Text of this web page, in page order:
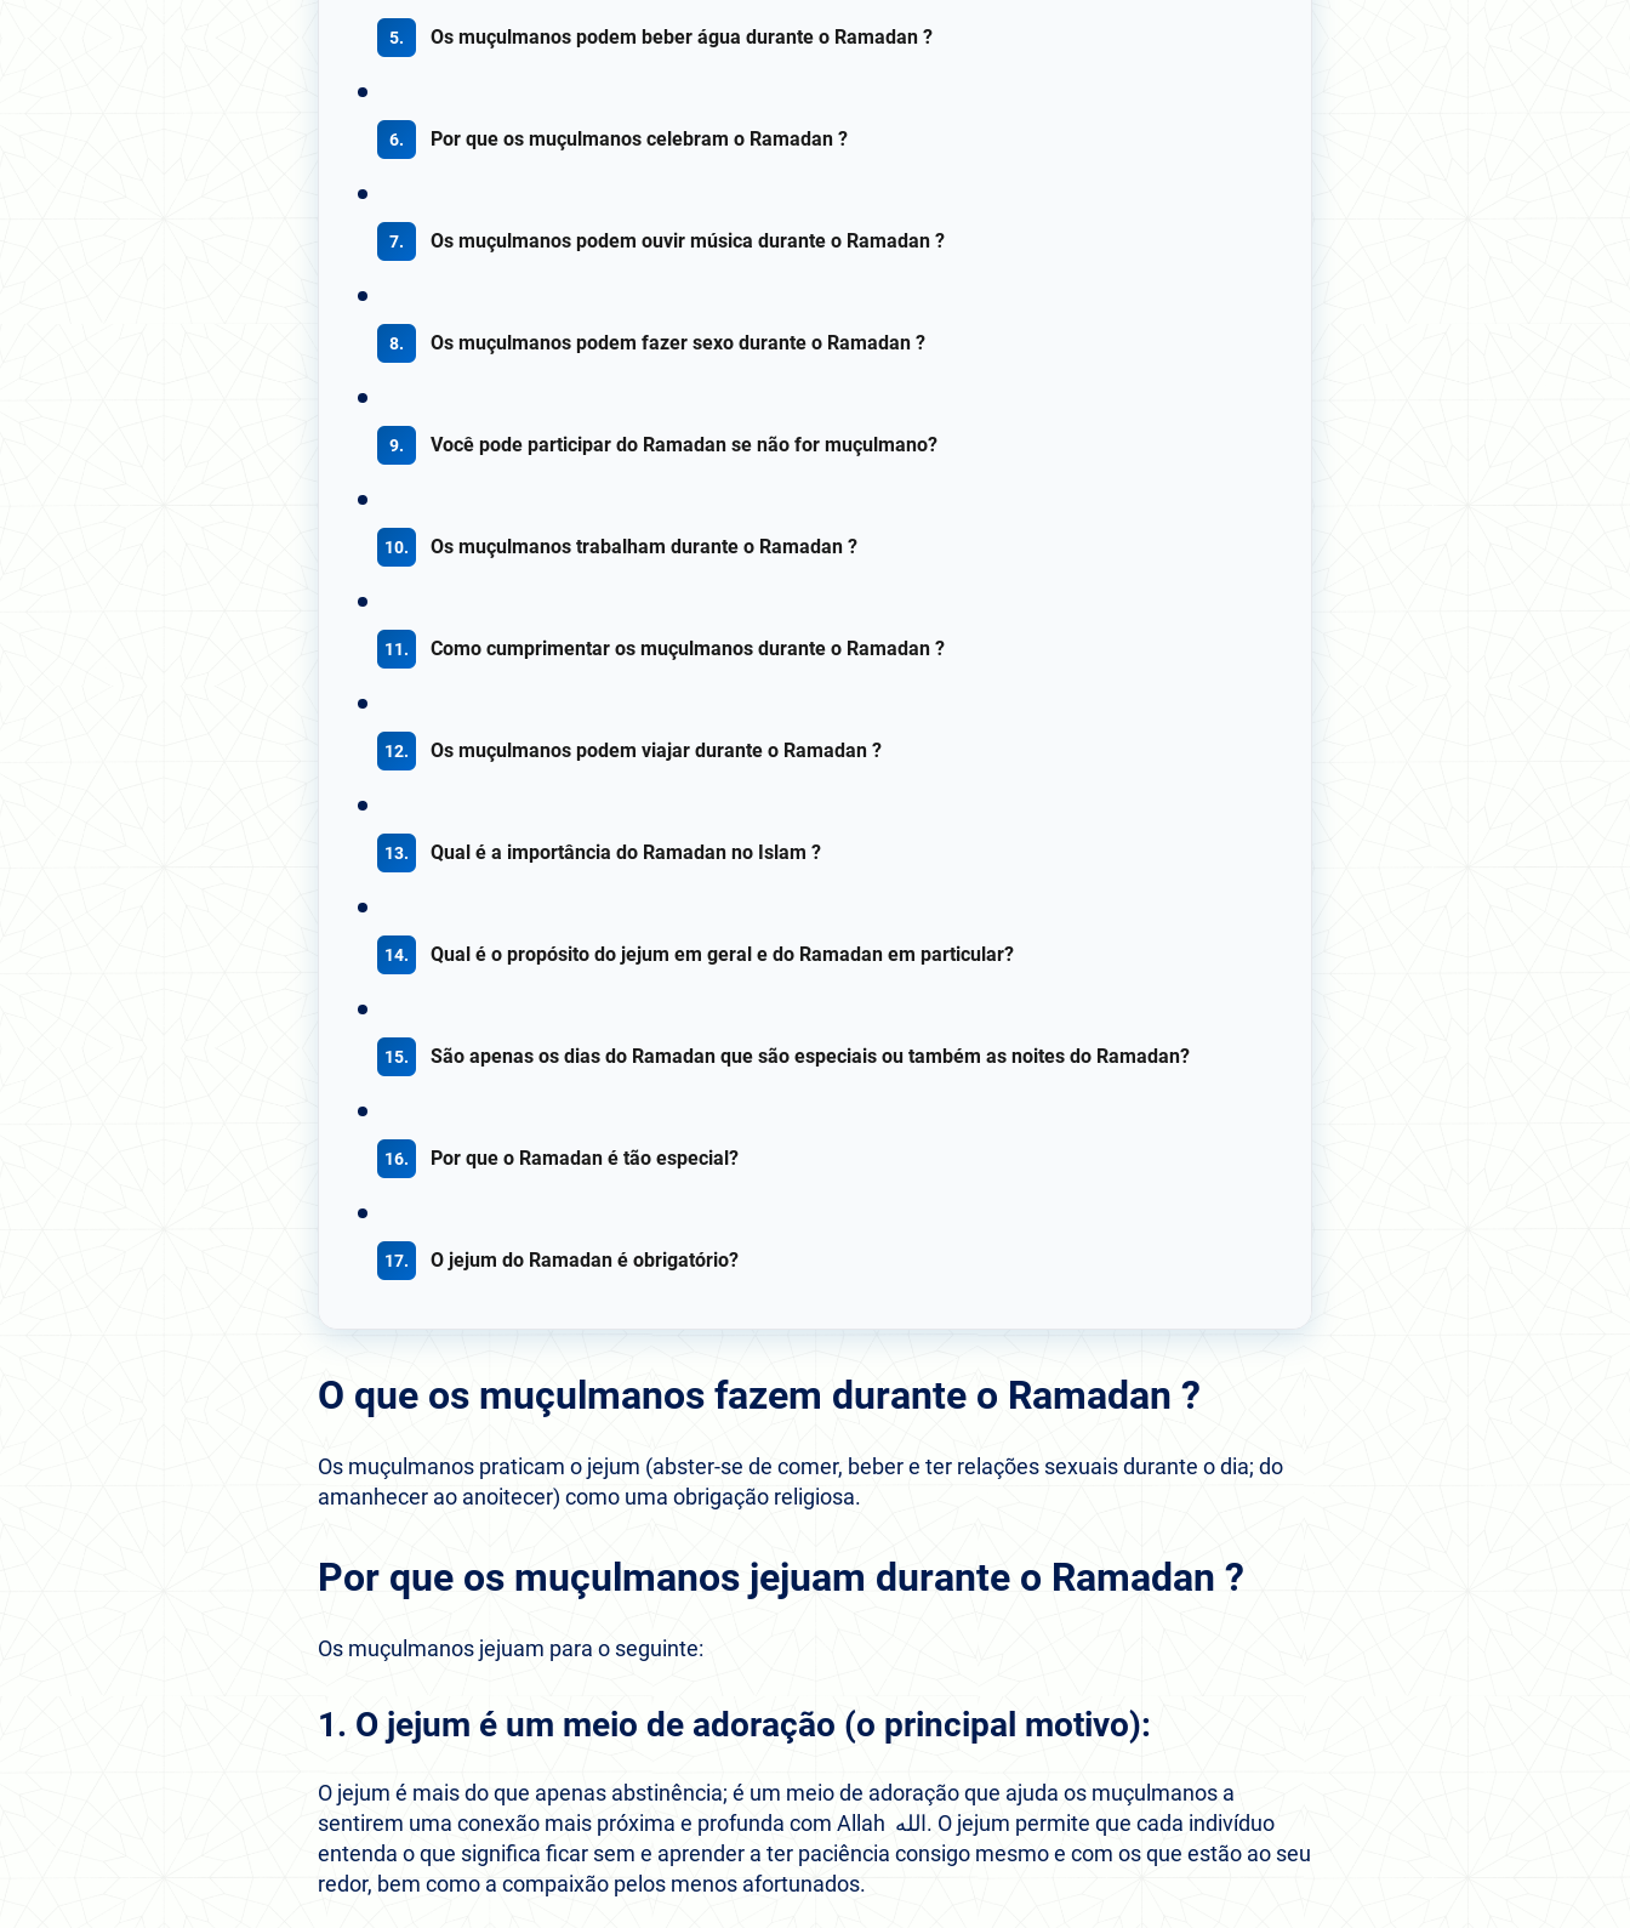
Os muçulmanos podem beber água durante o Ramadan ?
Por que os muçulmanos celebram o Ramadan ?
Os muçulmanos podem ouvir música durante o Ramadan ?
Os muçulmanos podem fazer sexo durante o Ramadan ?
Você pode participar do Ramadan se não for muçulmano?
Os muçulmanos trabalham durante o Ramadan ?
Como cumprimentar os muçulmanos durante o Ramadan ?
Os muçulmanos podem viajar durante o Ramadan ?
Qual é a importância do Ramadan no Islam ?
Qual é o propósito do jejum em geral e do Ramadan em particular?
São apenas os dias do Ramadan que são especiais ou também as noites do Ramadan?
Por que o Ramadan é tão especial?
O jejum do Ramadan é obrigatório?
O que os muçulmanos fazem durante o Ramadan ?
Os muçulmanos praticam o jejum (abster-se de comer, beber e ter relações sexuais durante o dia; do
amanhecer ao anoitecer) como uma obrigação religiosa.
Por que os muçulmanos jejuam durante o Ramadan ?
Os muçulmanos jejuam para o seguinte:
1. O jejum é um meio de adoração (o principal motivo):
O jejum é mais do que apenas abstinência; é um meio de adoração que ajuda os muçulmanos a
sentirem uma conexão mais próxima e profunda com Allah الله. O jejum permite que cada indivíduo
entenda o que significa ficar sem e aprender a ter paciência consigo mesmo e com os que estão ao seu
redor, bem como a compaixão pelos menos afortunados.